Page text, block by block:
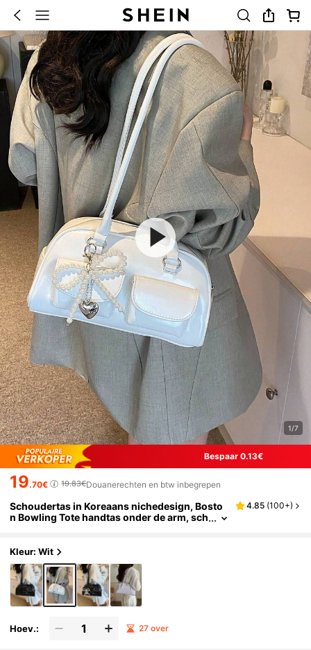
1/7
Bespaar 0.13€
19.70€ 19.83€Douanerechten en btw inbegrepen
Schoudertas in Koreaans nichedesign, Bosto
n Bowling Tote handtas onder de arm, sch
4.85 (100+)
Kleur: Wit
Hoev.: 27 over